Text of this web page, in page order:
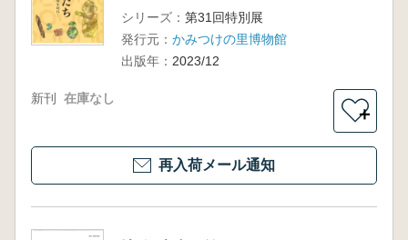
シリーズ： 第31回特別展
発行元： かみつけの里博物館
出版年： 2023/12
新刊 在庫なし
＋
再入荷メール通知